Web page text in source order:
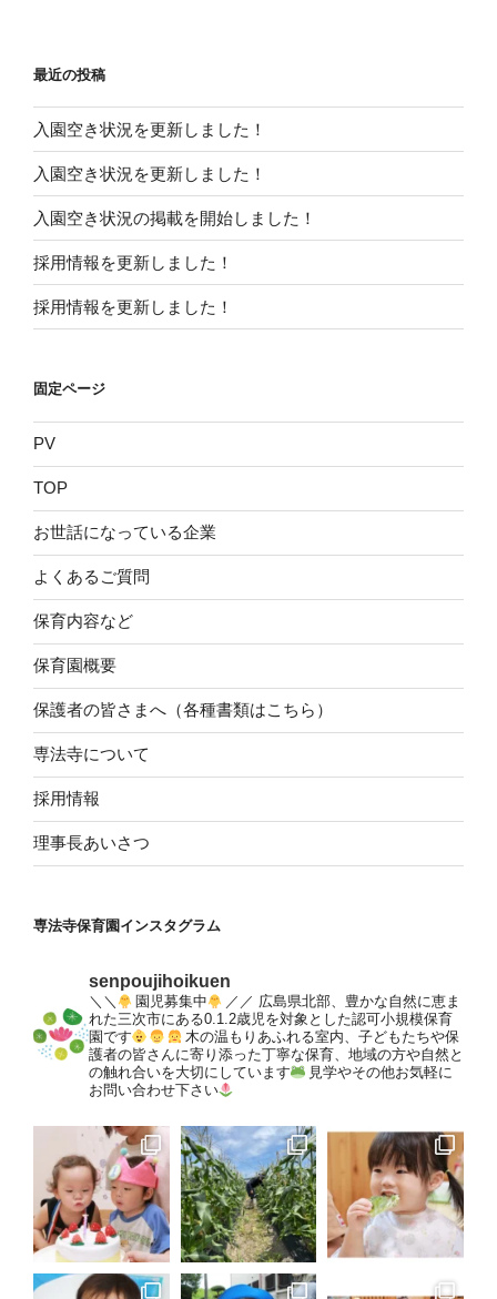
ー
シ
ョ
ン
最近の投稿
入園空き状況を更新しました！
入園空き状況を更新しました！
入園空き状況の掲載を開始しました！
採用情報を更新しました！
採用情報を更新しました！
固定ページ
PV
TOP
お世話になっている企業
よくあるご質問
保育内容など
保育園概要
保護者の皆さまへ（各種書類はこちら）
専法寺について
採用情報
理事長あいさつ
専法寺保育園インスタグラム
senpoujihoikuen
＼＼ 園児募集中 ／／ 広島県北部、豊かな自然に恵ま
れた三次市にある0.1.2歳児を対象とした認可小規模保育
園です
木の温もりあふれる室内、子どもたちや保
護者の皆さんに寄り添った丁寧な保育、地域の方や自然と
の触れ合いを大切にしています
見学やその他お気軽に
お問い合わせ下さい